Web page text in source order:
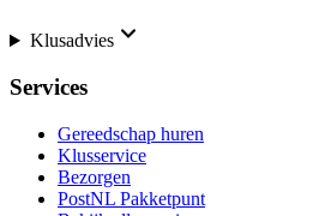
Klusadvies
Services
Gereedschap huren
Klusservice
Bezorgen
PostNL Pakketpunt